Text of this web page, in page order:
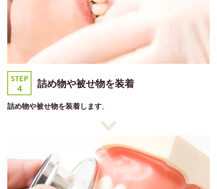
詰め物や被せ物を装着
詰め物や被せ物を装着します。